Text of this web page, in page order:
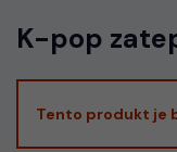
K-pop
Tento produkt je